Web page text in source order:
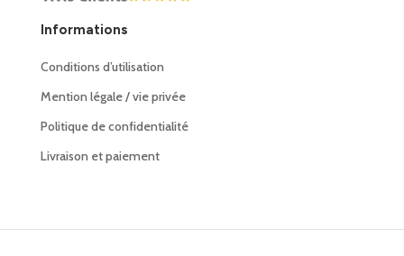
Informations
Conditions d’utilisation
Mention légale / vie privée
Politique de confidentialité
Livraison et paiement